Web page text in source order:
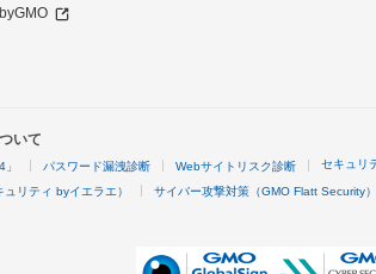
いて
パスワード漏洩診断 Webサイトリスク診断 セキュリ
リティ byイエラエ） サイバー攻撃対策（GMO Flatt Security）